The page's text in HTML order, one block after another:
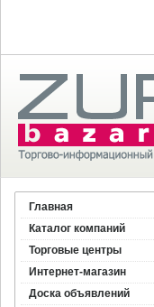
Главная
Каталог компаний
Торговые центры
Интернет-магазин
Доска объявлений